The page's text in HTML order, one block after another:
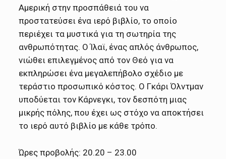
Αμερική στην προσπάθειά του να
προστατεύσει ένα ιερό βιβλίο, το οποίο
περιέχει τα μυστικά για τη σωτηρία της
ανθρωπότητας. Ο Ίλαϊ, ένας απλός άνθρωπος,
νιώθει επιλεγμένος από τον Θεό για να
εκπληρώσει ένα μεγαλεπήβολο σχέδιο με
τεράστιο προσωπικό κόστος. Ο Γκάρι Όλντμαν
υποδύεται τον Κάρνεγκι, τον δεσπότη μιας
μικρής πόλης, που έχει ως στόχο να αποκτήσει
το ιερό αυτό βιβλίο με κάθε τρόπο.
Ώρες προβολής: 20.20 – 23.00